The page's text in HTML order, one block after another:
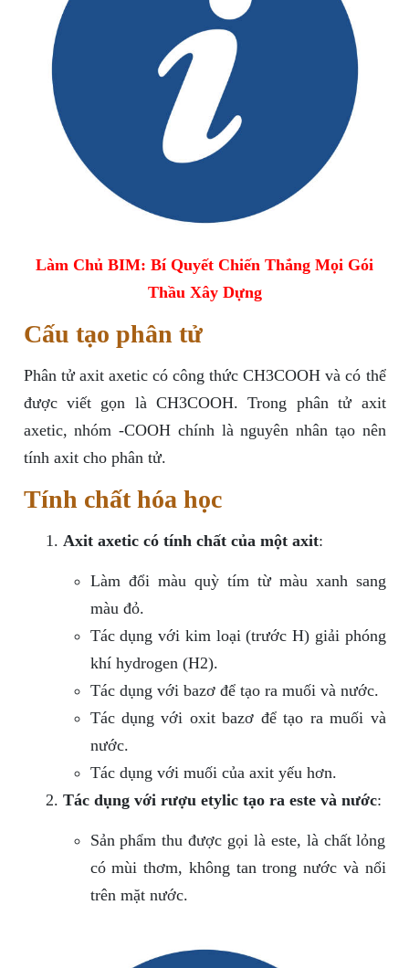
Làm Chủ BIM: Bí Quyết Chiến Thắng Mọi Gói
Thầu Xây Dựng
Cấu tạo phân tử
Phân tử axit axetic có công thức CH3COOH và có thể
được viết gọn là CH3COOH. Trong phân tử axit
axetic, nhóm -COOH chính là nguyên nhân tạo nên
tính axit cho phân tử.
Tính chất hóa học
Axit axetic có tính chất của một axit:
Làm đổi màu quỳ tím từ màu xanh sang
màu đỏ.
Tác dụng với kim loại (trước H) giải phóng
khí hydrogen (H2).
Tác dụng với bazơ để tạo ra muối và nước.
Tác dụng với oxit bazơ để tạo ra muối và
nước.
Tác dụng với muối của axit yếu hơn.
Tác dụng với rượu etylic tạo ra este và nước:
Sản phẩm thu được gọi là este, là chất lỏng
có mùi thơm, không tan trong nước và nổi
trên mặt nước.